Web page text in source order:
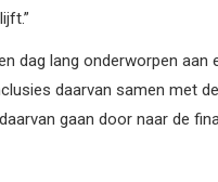
dag lang onderworpen
daarvan samen met
gaan door naar de